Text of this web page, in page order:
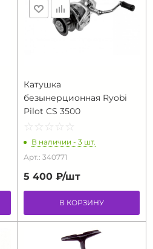
Катушка
безынерционная Ryobi
Pilot CS 3500
☆ ☆ ☆ ☆ ☆
★ ★ ★ ★ ★
В наличии - 3 шт.
Арт.: 340771
5 400 ₽/шт
В КОРЗИНУ